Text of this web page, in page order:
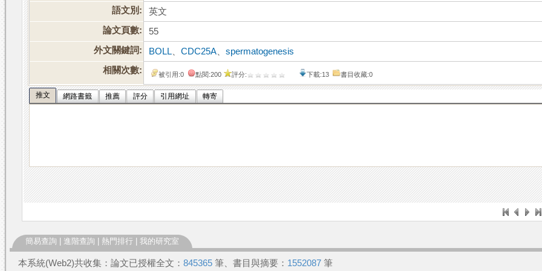
語文別:
英文
論文頁數:
55
外文關鍵詞:
BOLL 、CDC25A 、spermatogenesis
相關次數:
被引用:0 點閱:200 評分: 下載:13 書目收藏:0
推文 網路書籤 推薦 評分 引用網址 轉寄
簡易查詢 進階查詢 熱門排行 我的研究室
本系統(Web2)共收集：論文已授權全文： 845365 筆、書目與摘要： 1552087 筆